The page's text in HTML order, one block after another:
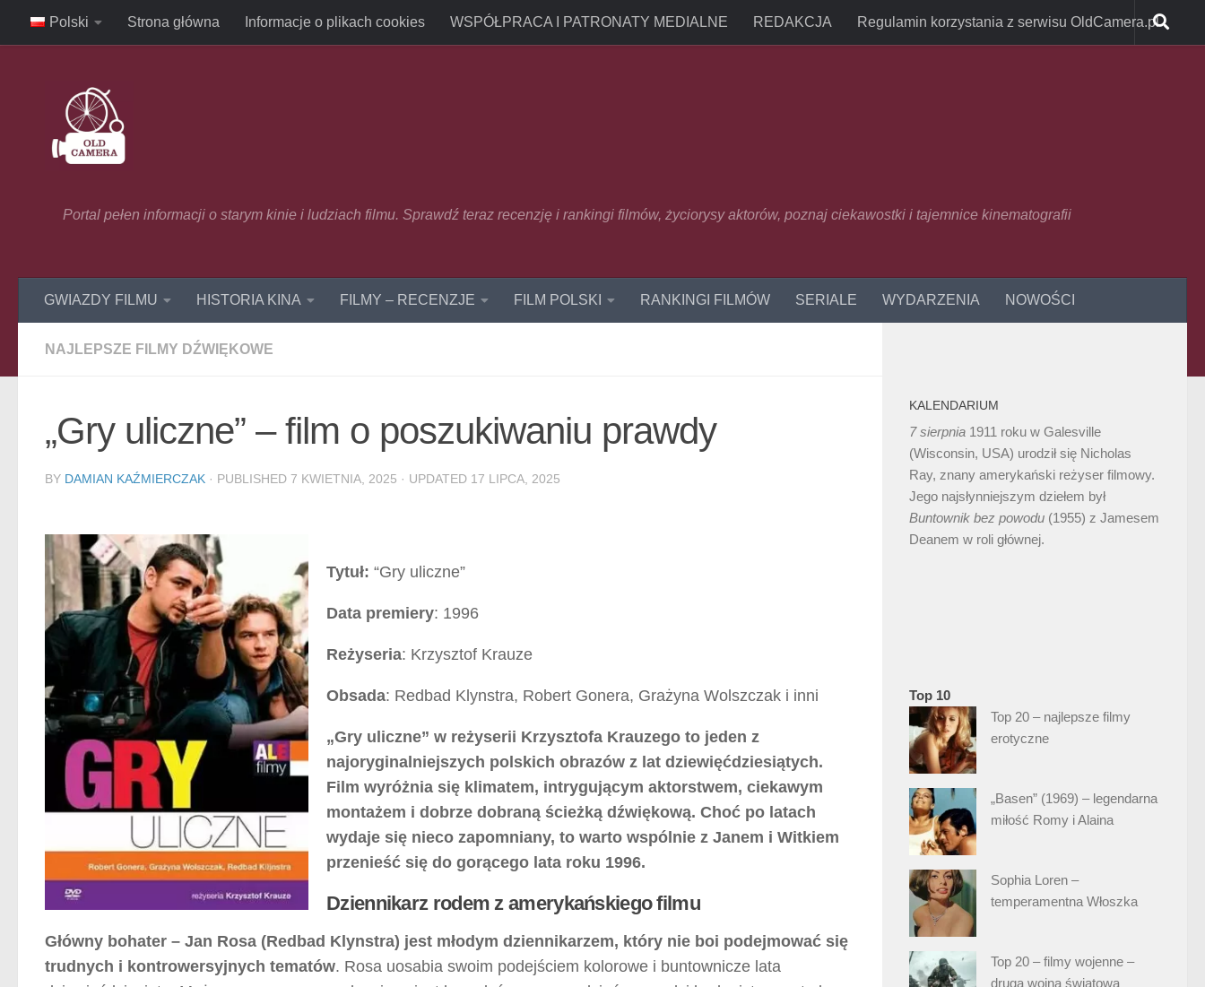
Skip to content
Polski Strona główna Informacje o plikach cookies WSPÓŁPRACA I PATRONATY MEDIALNE REDAKCJA Regulamin korzystania z serwisu OldCamera.pl
Portal pełen informacji o starym kinie i ludziach filmu. Sprawdź teraz recenzję i rankingi filmów, życiorysy aktorów, poznaj ciekawostki i tajemnice kinematografii
GWIAZDY FILMU HISTORIA KINA FILMY – RECENZJE FILM POLSKI RANKINGI FILMÓW SERIALE WYDARZENIA NOWOŚCI
NAJLEPSZE FILMY DŹWIĘKOWE
„Gry uliczne” – film o poszukiwaniu prawdy
BY DAMIAN KAŹMIERCZAK · PUBLISHED 7 KWIETNIA, 2025 · UPDATED 17 LIPCA, 2025
Tytuł: “Gry uliczne”
Data premiery: 1996
Reżyseria: Krzysztof Krauze
Obsada: Redbad Klynstra, Robert Gonera, Grażyna Wolszczak i inni
„Gry uliczne” w reżyserii Krzysztofa Krauzego to jeden z
najoryginalniejszych polskich obrazów z lat dziewięćdziesiątych.
Film wyróżnia się klimatem, intrygującym aktorstwem, ciekawym
montażem i dobrze dobraną ścieżką dźwiękową. Choć po latach
wydaje się nieco zapomniany, to warto wspólnie z Janem i Witkiem
przenieść się do gorącego lata roku 1996.
Dziennikarz rodem z amerykańskiego filmu
Główny bohater – Jan Rosa (Redbad Klynstra) jest młodym dziennikarzem, który nie boi podejmować się
trudnych i kontrowersyjnych tematów. Rosa uosabia swoim podejściem kolorowe i buntownicze lata
KALENDARIUM
7 sierpnia 1911 roku w Galesville
(Wisconsin, USA) urodził się Nicholas
Ray, znany amerykański reżyser filmowy.
Jego najsłynniejszym dziełem był
Buntownik bez powodu (1955) z Jamesem
Deanem w roli głównej.
Top 10
Top 20 – najlepsze filmy
erotyczne
„Basen” (1969) – legendarna
miłość Romy i Alaina
Sophia Loren –
temperamentna Włoszka
Top 20 – filmy wojenne –
druga wojna światowa